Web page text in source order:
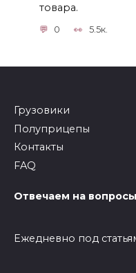
товара.
0 5.5к.
Грузовики
Полуприцепы
Контакты
FAQ
Отвечаем на
Ежедневно под